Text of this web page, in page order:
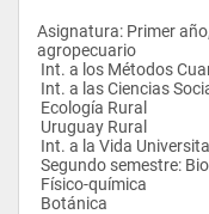
optativos y seminarios.
Asignatura: Primer
agropecuario
Int. a los Métodos
Int. a las Ciencias
Ecología Rural
Uruguay Rural
Int. a la Vida
Segundo semestre:
Físico-química
Botánica